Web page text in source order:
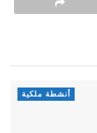
أنشطة ملكية